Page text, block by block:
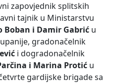
zapovjednik splitskih
tajnik u Ministarstvu
Boban i Damir Gabrić u
gradonačelnik
i dogradonačelnik
i Marina Protić u
gardijske brigade sa